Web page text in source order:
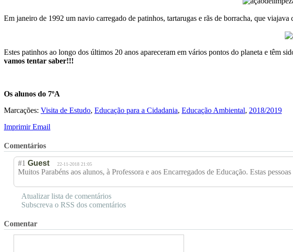
Em janeiro de 1992 um navio carregado de patinhos, tartarugas e rãs de borracha, que
Estes patinhos ao longo dos últimos 20 anos apareceram em vários pontos do planeta e têm
vamos tentar saber!!!
Os alunos do 7ºA
Marcações: Visita de Estudo, Educação para a Cidadania, Educação Ambiental, 2018/2019
ImprimirEmail
Comentários
#1 Guest 22-11-2018 21:05
Muitos Parabéns aos alunos, à Professora e aos Encarregados de Educação. Estas
Atualizar lista de comentários
Subscreva o RSS dos comentários
Comentar